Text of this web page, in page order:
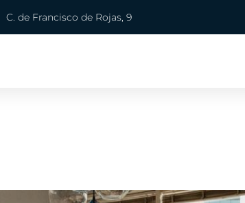
C. de Francisco de Rojas, 9